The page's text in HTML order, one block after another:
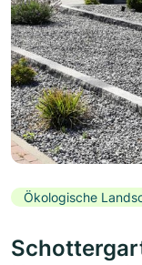
Ökologische